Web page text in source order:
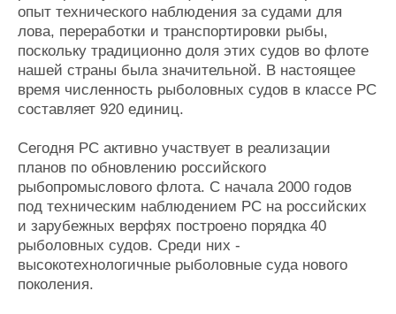
Личности
Словарь
Форум
Отзывы
Все службы
опыт технического наблюдения за судами для
лова, переработки и транспортировки рыбы,
поскольку традиционно доля этих судов во флоте
нашей страны была значительной. В настоящее
время численность рыболовных судов в классе РС
составляет 920 единиц.
Сегодня РС активно участвует в реализации
планов по обновлению российского
рыбопромыслового флота. С начала 2000 годов
под техническим наблюдением РС на российских
и зарубежных верфях построено порядка 40
рыболовных судов. Среди них -
высокотехнологичные рыболовные суда нового
поколения.